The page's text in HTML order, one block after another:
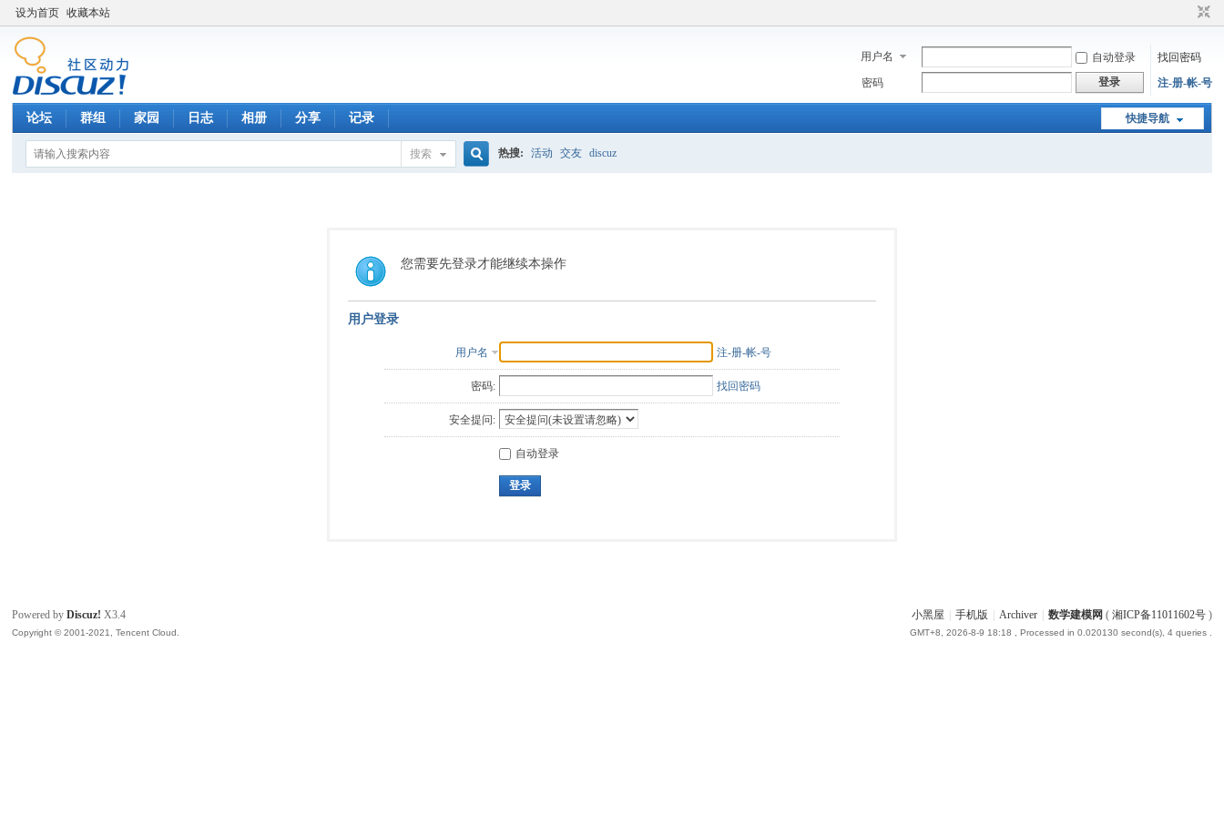
设为首页 收藏本站
用户名 自动登录
找回密码
密码
登录 注-册-帐-号
快捷导航
论坛 群组 家园 日志 相册 分享 记录
搜索
索
热搜: 活动 交友 discuz
您需要先登录才能继续本操作
用户登录
用户名 注-册-帐-号
密码: 找回密码
安全提问:
自动登录
登录
小黑屋 手机版 Archiver 数学建模网 ( 湘ICP备11011602号)
GMT+8, 2026-8-9 18:18 , Processed in 0.020130 second(s), 4 queries .
Powered byDiscuz! X3.4
Copyright © 2001-2021, Tencent Cloud.